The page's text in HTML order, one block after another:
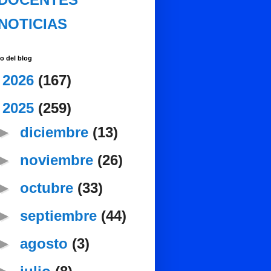
del blog
2026 (167)
2025 (259)
► diciembre (13)
► noviembre (26)
► octubre (33)
► septiembre (44)
► agosto (3)